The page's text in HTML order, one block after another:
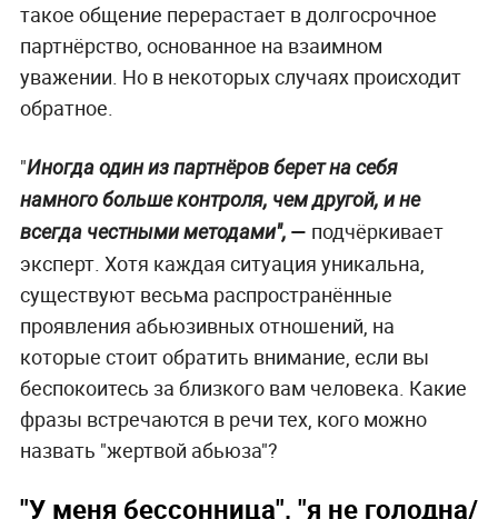
такое общение перерастает в долгосрочное
партнёрство, основанное на взаимном
уважении. Но в некоторых случаях происходит
обратное.
"Иногда один из партнёров берет на себя
намного больше контроля, чем другой, и не
всегда честными методами", — подчёркивает
эксперт. Хотя каждая ситуация уникальна,
существуют весьма распространённые
проявления абьюзивных отношений, на
которые стоит обратить внимание, если вы
беспокоитесь за близкого вам человека. Какие
фразы встречаются в речи тех, кого можно
назвать "жертвой абьюза"?
"У меня бессонница", "я не голодна/